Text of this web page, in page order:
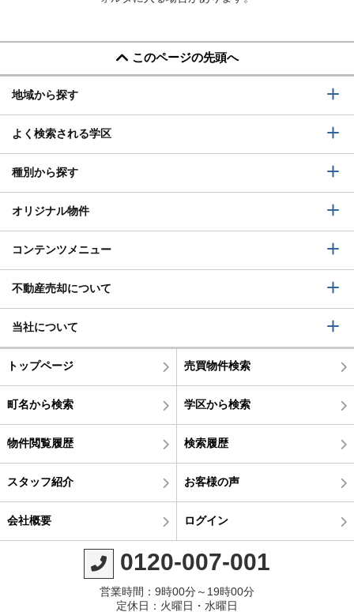
このページの先頭へ
地域から探す
よく検索される学区
種別から探す
オリジナル物件
コンテンツメニュー
不動産売却について
当社について
トップページ 売買物件検索
町名から検索 学区から検索
物件閲覧履歴 検索履歴
スタッフ紹介 お客様の声
会社概要 ログイン
0120-007-001
営業時間：9時00分～19時00分
定休日：火曜日・水曜日